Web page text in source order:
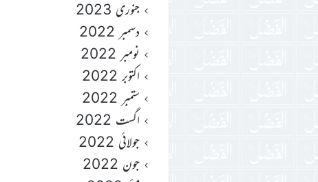
جنوری 2023
دسمبر 2022
نومبر 2022
اکتوبر 2022
ستمبر 2022
اگست 2022
جولائی 2022
جون 2022